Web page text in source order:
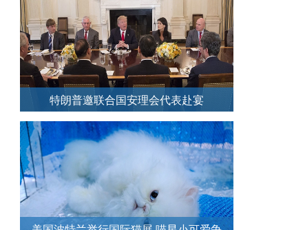
特朗普邀联合国安理会代表赴宴